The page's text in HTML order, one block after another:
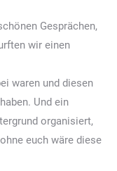
Gesprächen,
wir einen
waren und diesen
Und ein
organisiert,
euch wäre diese